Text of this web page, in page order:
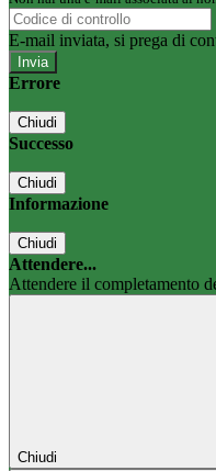
E-mail inviata, si prega di
Errore
Chiudi
Successo
Chiudi
Informazione
Chiudi
Attendere...
Attendere il completamento
Chiudi